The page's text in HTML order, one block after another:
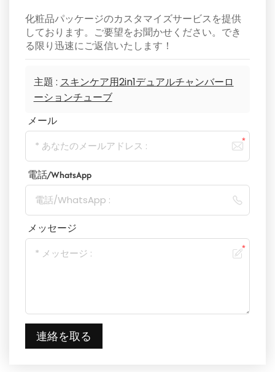
化粧品パッケージのカスタマイズサービスを提供
しております。ご要望をお聞かせください。でき
る限り迅速にご返信いたします！
主題 : スキンケア用2in1デュアルチャンバーロ
ーションチューブ
メール
電話/WhatsApp
メッセージ
連絡を取る